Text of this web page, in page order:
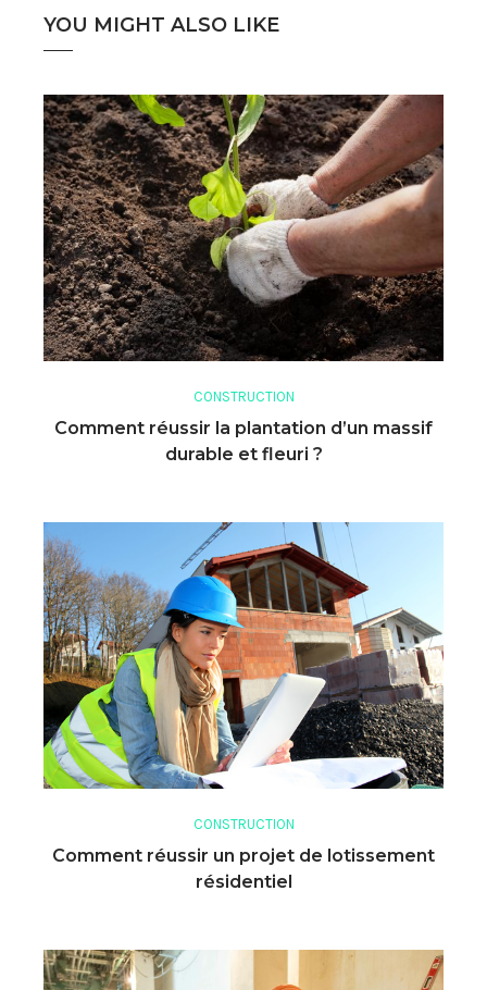
YOU MIGHT ALSO LIKE
CONSTRUCTION
Comment réussir la plantation d’un massif
durable et fleuri ?
CONSTRUCTION
Comment réussir un projet de lotissement
résidentiel